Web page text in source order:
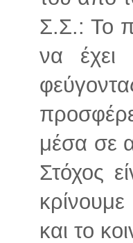
Σ.Σ.: Το
να έχει
μέσα σε
Στόχος
και το